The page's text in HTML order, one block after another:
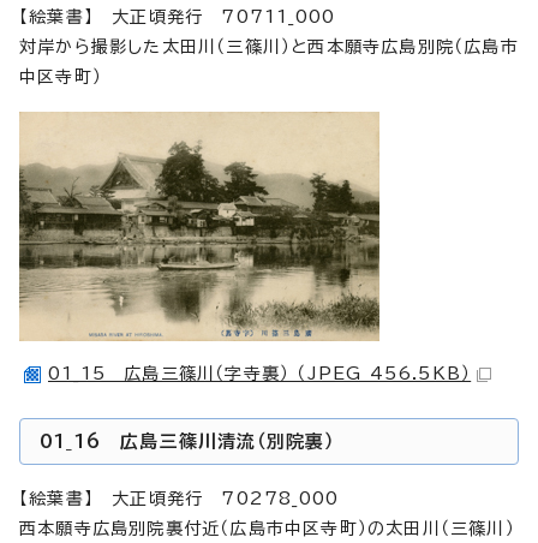
【絵葉書】 大正頃発行 70711_000
対岸から撮影した太田川（三篠川）と西本願寺広島別院（広島市
中区寺町）
01_15 広島三篠川（字寺裏） （JPEG 456.5KB）
01_16 広島三篠川清流（別院裏）
【絵葉書】 大正頃発行 70278_000
西本願寺広島別院裏付近（広島市中区寺町）の太田川（三篠川）